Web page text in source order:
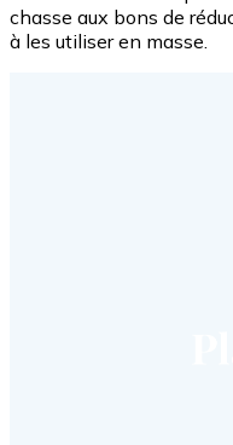
chasse aux bons de
à les utiliser en masse.